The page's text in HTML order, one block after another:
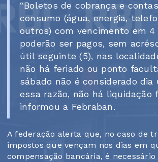
“Boletos de cobrança e
consumo (água, energia,
outros) com vencimento em 4
poderão ser pagos, sem
útil seguinte (5), nas
não há feriado ou ponto
sábado não é considerado dia
essa razão, não há liquidação
informou a Febraban.
A federação alerta que, no caso de
impostos que vençam nos dias em
compensação bancária, é necessário